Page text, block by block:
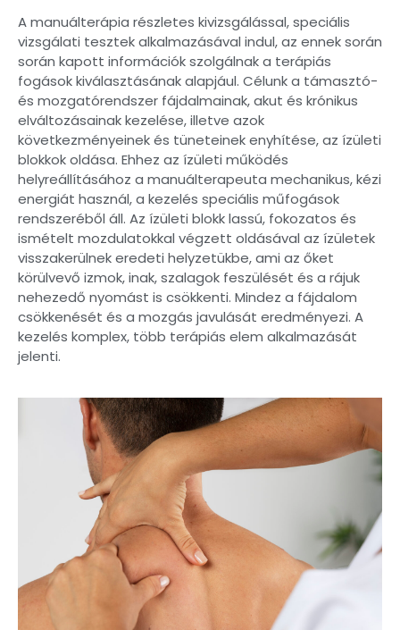
A manuálterápia részletes kivizsgálással, speciális
vizsgálati tesztek alkalmazásával indul, az ennek során
során kapott információk szolgálnak a terápiás
fogások kiválasztásának alapjául. Célunk a támasztó-
és mozgatórendszer fájdalmainak, akut és krónikus
elváltozásainak kezelése, illetve azok
következményeinek és tüneteinek enyhítése, az ízületi
blokkok oldása. Ehhez az ízületi működés
helyreállításához a manuálterapeuta mechanikus, kézi
energiát használ, a kezelés speciális műfogások
rendszeréből áll. Az ízületi blokk lassú, fokozatos és
ismételt mozdulatokkal végzett oldásával az ízületek
visszakerülnek eredeti helyzetükbe, ami az őket
körülvevő izmok, inak, szalagok feszülését és a rájuk
nehezedő nyomást is csökkenti. Mindez a fájdalom
csökkenését és a mozgás javulását eredményezi. A
kezelés komplex, több terápiás elem alkalmazását
jelenti.